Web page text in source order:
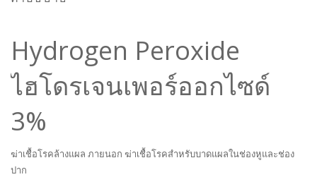
Hydrogen Peroxide
ไฮโดรเจนเพอร์ออกไซด์
3%
ฆ่าเชื้อโรคล้างแผล ภายนอก ฆ่าเชื้อโรคสำหรับบาดแผลในช่องหูและช่อง
ปาก